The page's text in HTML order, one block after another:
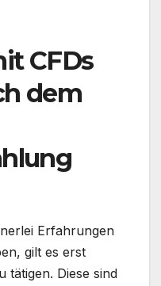
CFDs
dem
Erfahrungen
gilt es erst
tätigen. Diese sind